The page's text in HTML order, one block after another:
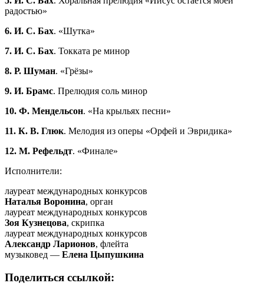
радостью»
6. И. С. Бах. «Шутка»
7. И. С. Бах. Токката ре минор
8. Р. Шуман. «Грёзы»
9. И. Брамс. Прелюдия соль минор
10. Ф. Мендельсон. «На крыльях песни»
11. К. В. Глюк. Мелодия из оперы «Орфей и Эвридика»
12. М. Рефельдт. «Финале»
Исполнители:
лауреат международных конкурсов
Наталья Воронина, орган
лауреат международных конкурсов
Зоя Кузнецова, скрипка
лауреат международных конкурсов
Александр Ларионов, флейта
музыковед — Елена Цыпушкина
Поделиться ссылкой: